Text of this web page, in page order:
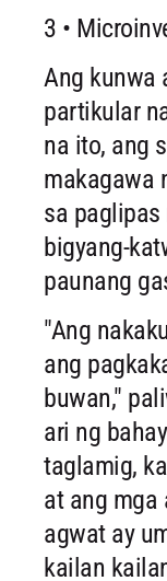
3 •
Ang kunwa
partikular
na ito, ang
makagawa
sa
bigyang-
paunang
"Ang
ang
buwan,"
ari ng
taglamig,
at ang mga
agwat ay
kailan